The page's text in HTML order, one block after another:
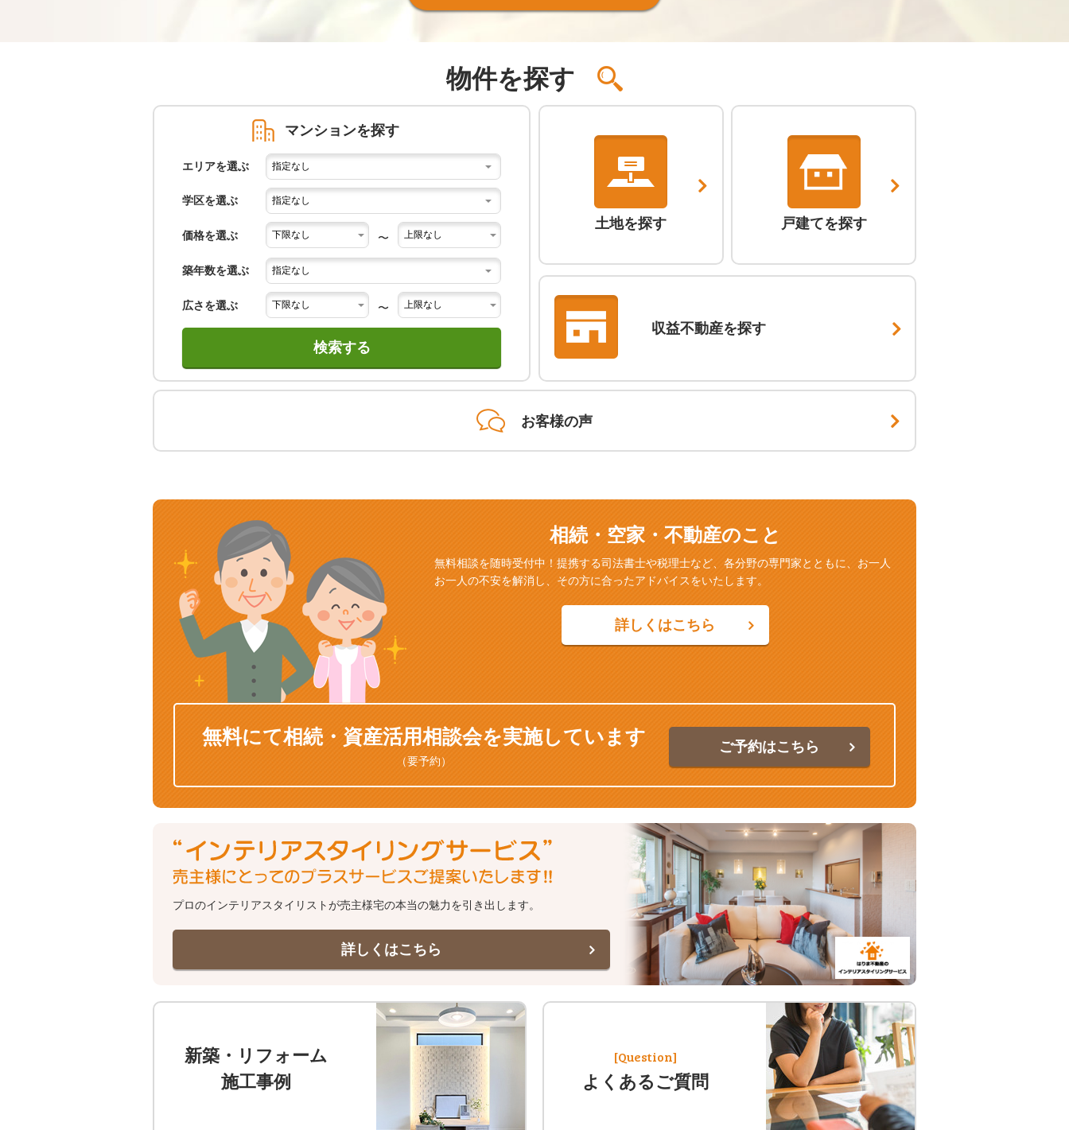
物件を探す
マンションを探す
エリアを選ぶ
学区を選ぶ
価格を選ぶ 〜
築年数を選ぶ
広さを選ぶ 〜
検索する
土地を探す 戸建てを探す
収益不動産を探す
お客様の声
相続・空家・不動産のこと
無料相談を随時受付中！提携する司法書士や税理士など、各分野の専門家とともに、お一人
お一人の不安を解消し、その方に合ったアドバイスをいたします。
詳しくはこちら
無料にて相続・資産活用相談会を実施しています
（要予約）
ご予約はこちら
プロのインテリアスタイリストが売主様宅の本当の魅力を引き出します。
詳しくはこちら
新築・リフォーム
施工事例
[Question]
よくあるご質問